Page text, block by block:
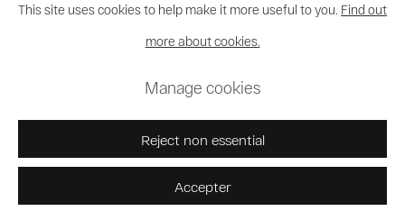
Site by Artlogic
This site uses cookies to help make it more useful to you. Find out
more about cookies.
Manage cookies
Reject non essential
Accepter